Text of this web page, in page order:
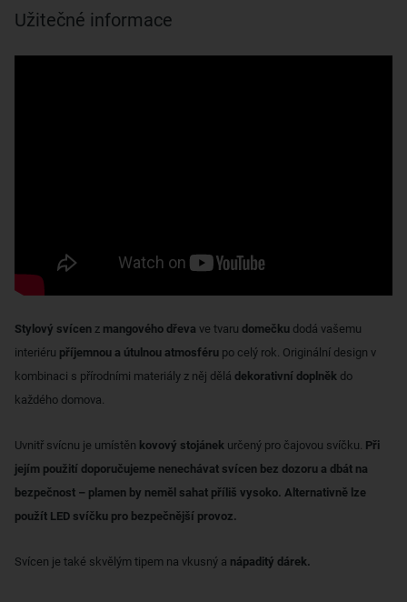
Užitečné informace
Stylový svícen z mangového dřeva ve tvaru domečku dodá vašemu
interiéru příjemnou a útulnou atmosféru po celý rok. Originální design v
kombinaci s přírodními materiály z něj dělá dekorativní doplněk do
každého domova.
Uvnitř svícnu je umístěn kovový stojánek určený pro čajovou svíčku. Při
jejím použití doporučujeme nenechávat svícen bez dozoru a dbát na
bezpečnost – plamen by neměl sahat příliš vysoko. Alternativně lze
použít LED svíčku pro bezpečnější provoz.
Svícen je také skvělým tipem na vkusný a nápaditý dárek.